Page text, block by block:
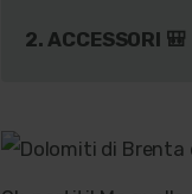
2. ACCESSORI 🎒